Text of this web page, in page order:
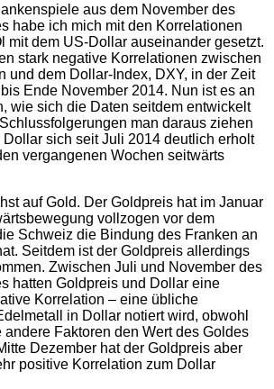
aus dem November des
habe ich mich mit den Korrelationen
mit dem US-Dollar auseinander gesetzt.
stark negative Korrelationen zwischen
und dem Dollar-Index, DXY, in der Zeit
Ende November 2014. Nun ist es an
wie sich die Daten seitdem entwickelt
man daraus ziehen
Dollar sich seit Juli 2014 deutlich erholt
vergangenen Wochen seitwärts
auf Gold. Der Goldpreis hat im Januar
vollzogen vor dem
Schweiz die Bindung des Franken an
Seitdem ist der Goldpreis allerdings
Zwischen Juli und November des
hatten Goldpreis und Dollar eine
Korrelation – eine übliche
in Dollar notiert wird, obwohl
Faktoren den Wert des Goldes
Dezember hat der Goldpreis aber
positive Korrelation zum Dollar